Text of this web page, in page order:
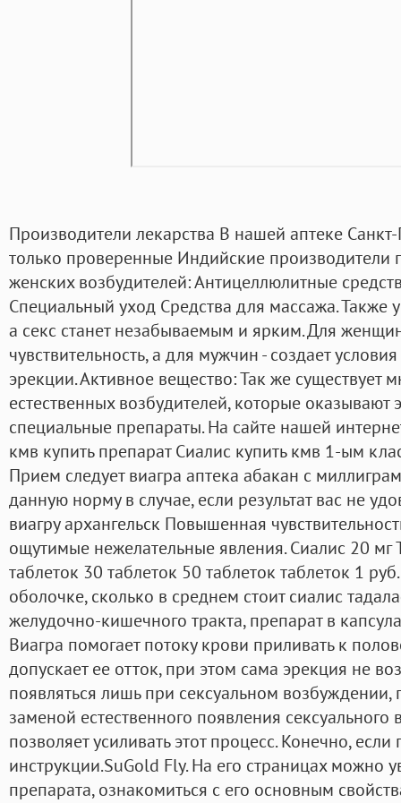
Производители лекарства В нашей аптеке
только проверенные Индийские производители
женских возбудителей: Антицеллюлитные
Специальный уход Средства для массажа. Также
а секс станет незабываемым и ярким. Для
чувствительность, а для мужчин - создает
эрекции. Активное вещество: Так же существует
естественных возбудителей, которые
специальные препараты. На сайте нашей
кмв купить препарат Сиалис купить кмв 1-ым
Прием следует виагра аптека абакан с
данную норму в случае, если результат вас не
виагру архангельск Повышенная
ощутимые нежелательные явления. Сиалис 20 мг
таблеток 30 таблеток 50 таблеток таблеток 1
оболочке, сколько в среднем стоит сиалис
желудочно-кишечного тракта, препарат в
Виагра помогает потоку крови приливать к
допускает ее отток, при этом сама эрекция не
появляться лишь при сексуальном возбуждении,
заменой естественного появления
позволяет усиливать этот процесс. Конечно,
инструкции.SuGold Fly. На его страницах можно
препарата, ознакомиться с его основным